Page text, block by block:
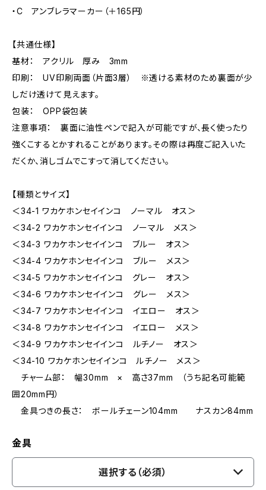
・C アンブレラマーカー（＋165円）
【共通仕様】
基材： アクリル 厚み 3mm
印刷： UV印刷両面（片面3層） ※透ける素材のため裏面が少
しだけ透けて見えます。
包装： OPP袋包装
注意事項： 裏面に油性ペンで記入が可能ですが、長く使ったり
強くこするとかすれることがあります。その際は再度ご記入いた
だくか、消しゴムでこすって消してください。
【種類とサイズ】
＜34-1 ワカケホンセイインコ ノーマル オス＞
＜34-2 ワカケホンセイインコ ノーマル メス＞
＜34-3 ワカケホンセイインコ ブルー オス＞
＜34-4 ワカケホンセイインコ ブルー メス＞
＜34-5 ワカケホンセイインコ グレー オス＞
＜34-6 ワカケホンセイインコ グレー メス＞
＜34-7 ワカケホンセイインコ イエロー オス＞
＜34-8 ワカケホンセイインコ イエロー メス＞
＜34-9 ワカケホンセイインコ ルチノー オス＞
＜34-10 ワカケホンセイインコ ルチノー メス＞
チャーム部： 幅30mm × 高さ37mm （うち記名可能範
囲20mm円）
金具つきの長さ： ボールチェーン104mm ナスカン84mm
金具
選択する（必須）